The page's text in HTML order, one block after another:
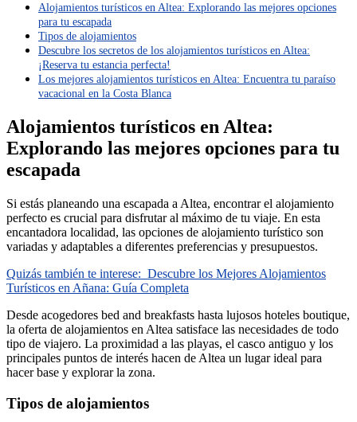
Alojamientos turísticos en Altea: Explorando las mejores opciones
para tu escapada
Tipos de alojamientos
Descubre los secretos de los alojamientos turísticos en Altea:
¡Reserva tu estancia perfecta!
Los mejores alojamientos turísticos en Altea: Encuentra tu paraíso
vacacional en la Costa Blanca
Alojamientos turísticos en Altea:
Explorando las mejores opciones para tu
escapada
Si estás planeando una escapada a Altea, encontrar el alojamiento
perfecto es crucial para disfrutar al máximo de tu viaje. En esta
encantadora localidad, las opciones de alojamiento turístico son
variadas y adaptables a diferentes preferencias y presupuestos.
Quizás también te interese: Descubre los Mejores Alojamientos
Turísticos en Añana: Guía Completa
Desde acogedores bed and breakfasts hasta lujosos hoteles boutique,
la oferta de alojamientos en Altea satisface las necesidades de todo
tipo de viajero. La proximidad a las playas, el casco antiguo y los
principales puntos de interés hacen de Altea un lugar ideal para
hacer base y explorar la zona.
Tipos de alojamientos